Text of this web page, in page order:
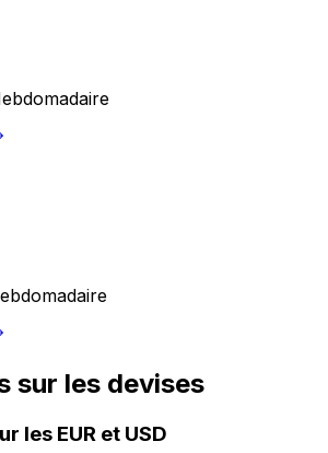
sur les devises
les EUR et USD